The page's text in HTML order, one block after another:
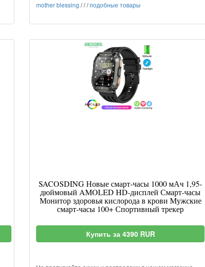
mother blessing ///подобные товары
SACOSDING Новые смарт-часы 1000 мАч 1,95-
дюймовый AMOLED HD-дисплей Смарт-часы
Монитор здоровья кислорода в крови Мужские
смарт-часы 100+ Спортивный трекер
Купить за 4390 RUR